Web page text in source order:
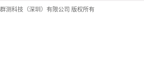
群测科技（深圳）有限公司 版权所有